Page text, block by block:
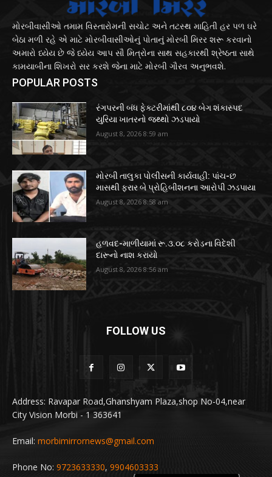
મોરબીવાસીઓ તમામ વિસ્તારોમની સચોટ અને તટસ્થ માહિતી હર પળ ઘરે
બેઠા મળી રહે એ માટે મોરબીવાસીઓનું પોતાનું મોરબી મિરર શરૂ કરવાનો
અમારો ધ્યેય છે જે ધ્યેય આપ સૌ મિત્રોના સાથ સહકારથી શ્રેષ્ઠતા સાથે
કામયાબીના શિખરો સર કરશે જેના માટે મોરબી ગૌરવ અનુભવશે.
POPULAR POSTS
રંગપરની બંધ ફેક્ટરીમાંથી ૮૦૪ બેગ શંકાસ્પદ
યુરિયા ખાતરનો જથ્થો ઝડપાયો
August 8, 2026 8:59 am
મોરબી તાલુકા પોલીસની કાર્યવાહી: પાંચ-છ
માસથી ફરાર બે પ્રોહિબીશનના આરોપી ઝડપાયા
August 8, 2026 8:58 am
હળવદ-માળીયામાં રૂ.૩.૦૮ કરોડના વિદેશી
દારૂનો નાશ કરાયો
August 8, 2026 8:56 am
FOLLOW US
Address: Ravapar Road,Ghanshyam Plaza,shop No-04,near
City Vision Morbi - 1 363641
Email: morbimirrornews@gmail.com
Phone No: 9723633330, 9904603333